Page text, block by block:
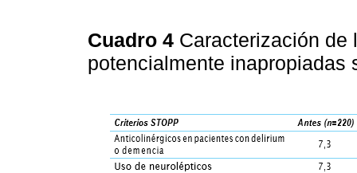
Cuadro 4 Caracterización de
potencialmente